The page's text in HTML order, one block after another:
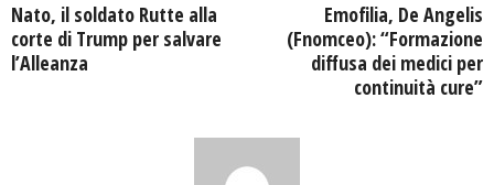
Nato, il soldato Rutte alla
corte di Trump per salvare
l’Alleanza
Emofilia, De Angelis
(Fnomceo): “Formazione
diffusa dei medici per
continuità cure”